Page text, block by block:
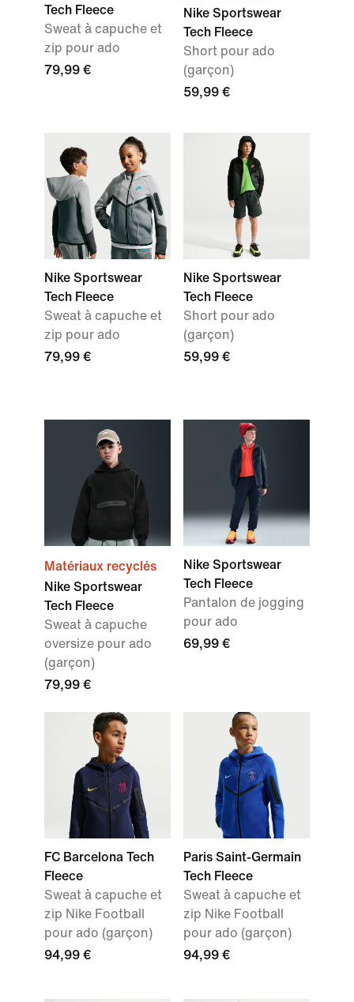
Tech Fleece
Sweat à capuche et
zip pour ado
79,99 €
Nike Sportswear
Tech Fleece
Short pour ado
(garçon)
59,99 €
Nike Sportswear
Tech Fleece
Sweat à capuche et
zip pour ado
79,99 €
Nike Sportswear
Tech Fleece
Short pour ado
(garçon)
59,99 €
Matériaux recyclés
Nike Sportswear
Tech Fleece
Sweat à capuche
oversize pour ado
(garçon)
79,99 €
Nike Sportswear
Tech Fleece
Pantalon de jogging
pour ado
69,99 €
FC Barcelona Tech
Fleece
Sweat à capuche et
zip Nike Football
pour ado (garçon)
94,99 €
Paris Saint-Germain
Tech Fleece
Sweat à capuche et
zip Nike Football
pour ado (garçon)
94,99 €